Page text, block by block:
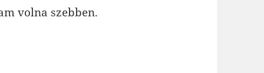
volna szebben.